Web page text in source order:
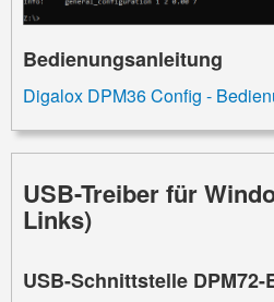
Bedienungsanleitung
Digalox DPM36 Config -
USB-Treiber für
Links)
USB-Schnittstelle DPM72-